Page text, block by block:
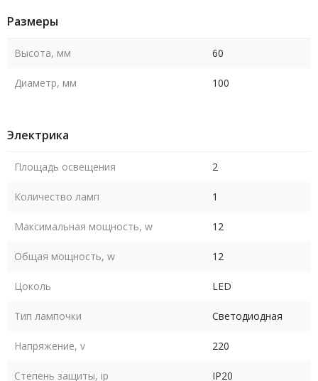
Размеры
Высота, мм 60
Диаметр, мм 100
Электрика
Площадь освещения 2
Количество ламп 1
Максимальная мощность, w 12
Общая мощность, w 12
Цоколь LED
Тип лампочки Светодиодная
Напряжение, v 220
Степень защиты, ip IP20